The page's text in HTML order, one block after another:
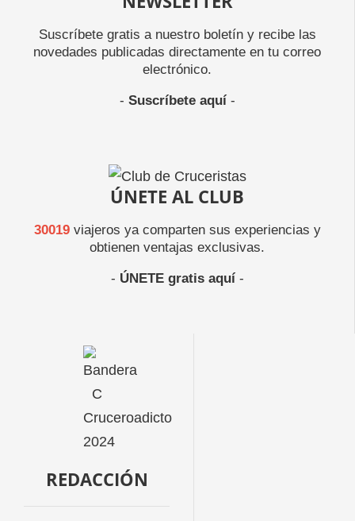
Suscríbete gratis a nuestro boletín y recibe las
novedades publicadas directamente en tu correo
electrónico.
- Suscríbete aquí-
ÚNETE AL CLUB
30019viajeros ya comparten sus experiencias y
obtienen ventajas exclusivas.
- ÚNETE gratis aquí-
REDACCIÓN